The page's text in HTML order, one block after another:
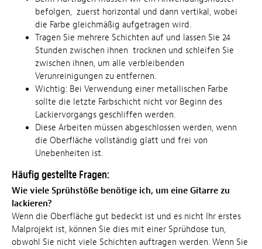
befolgen, zuerst horizontal und dann vertikal, wobei
die Farbe gleichmäßig aufgetragen wird.
Tragen Sie mehrere Schichten auf und lassen Sie 24
Stunden zwischen ihnen trocknen und schleifen Sie
zwischen ihnen, um alle verbleibenden
Verunreinigungen zu entfernen.
Wichtig: Bei Verwendung einer metallischen Farbe
sollte die letzte Farbschicht nicht vor Beginn des
Lackiervorgangs geschliffen werden.
Diese Arbeiten müssen abgeschlossen werden, wenn
die Oberfläche vollständig glatt und frei von
Unebenheiten ist.
Häufig gestellte Fragen:
Wie viele Sprühstöße benötige ich, um eine Gitarre zu
lackieren?
Wenn die Oberfläche gut bedeckt ist und es nicht Ihr erstes
Malprojekt ist, können Sie dies mit einer Sprühdose tun,
obwohl Sie nicht viele Schichten auftragen werden. Wenn Sie